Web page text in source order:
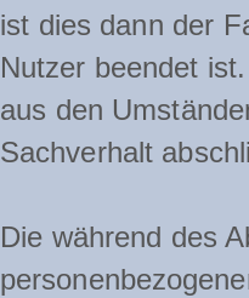
ist dies dann der
Nutzer beendet
aus den
Sachverhalt
Die während des